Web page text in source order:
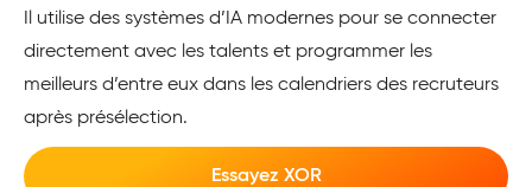
Il utilise des systèmes d’IA modernes pour se connecter
directement avec les talents et programmer les
meilleurs d’entre eux dans les calendriers des recruteurs
après présélection.
Essayez XOR